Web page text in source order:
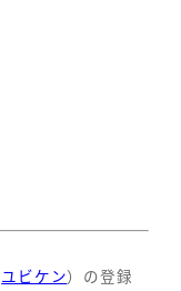
ユビケン）の登録